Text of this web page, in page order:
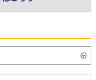
SZRH80CVD